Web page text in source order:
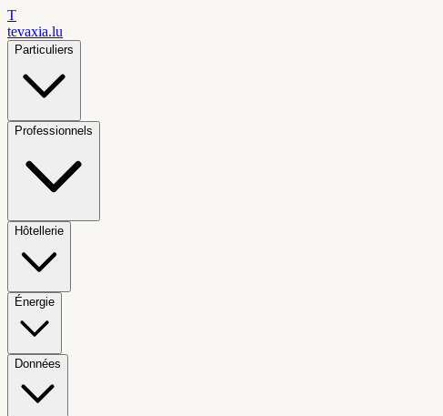
T
tevaxia.lu
Particuliers
Professionnels
Hôtellerie
Énergie
Données